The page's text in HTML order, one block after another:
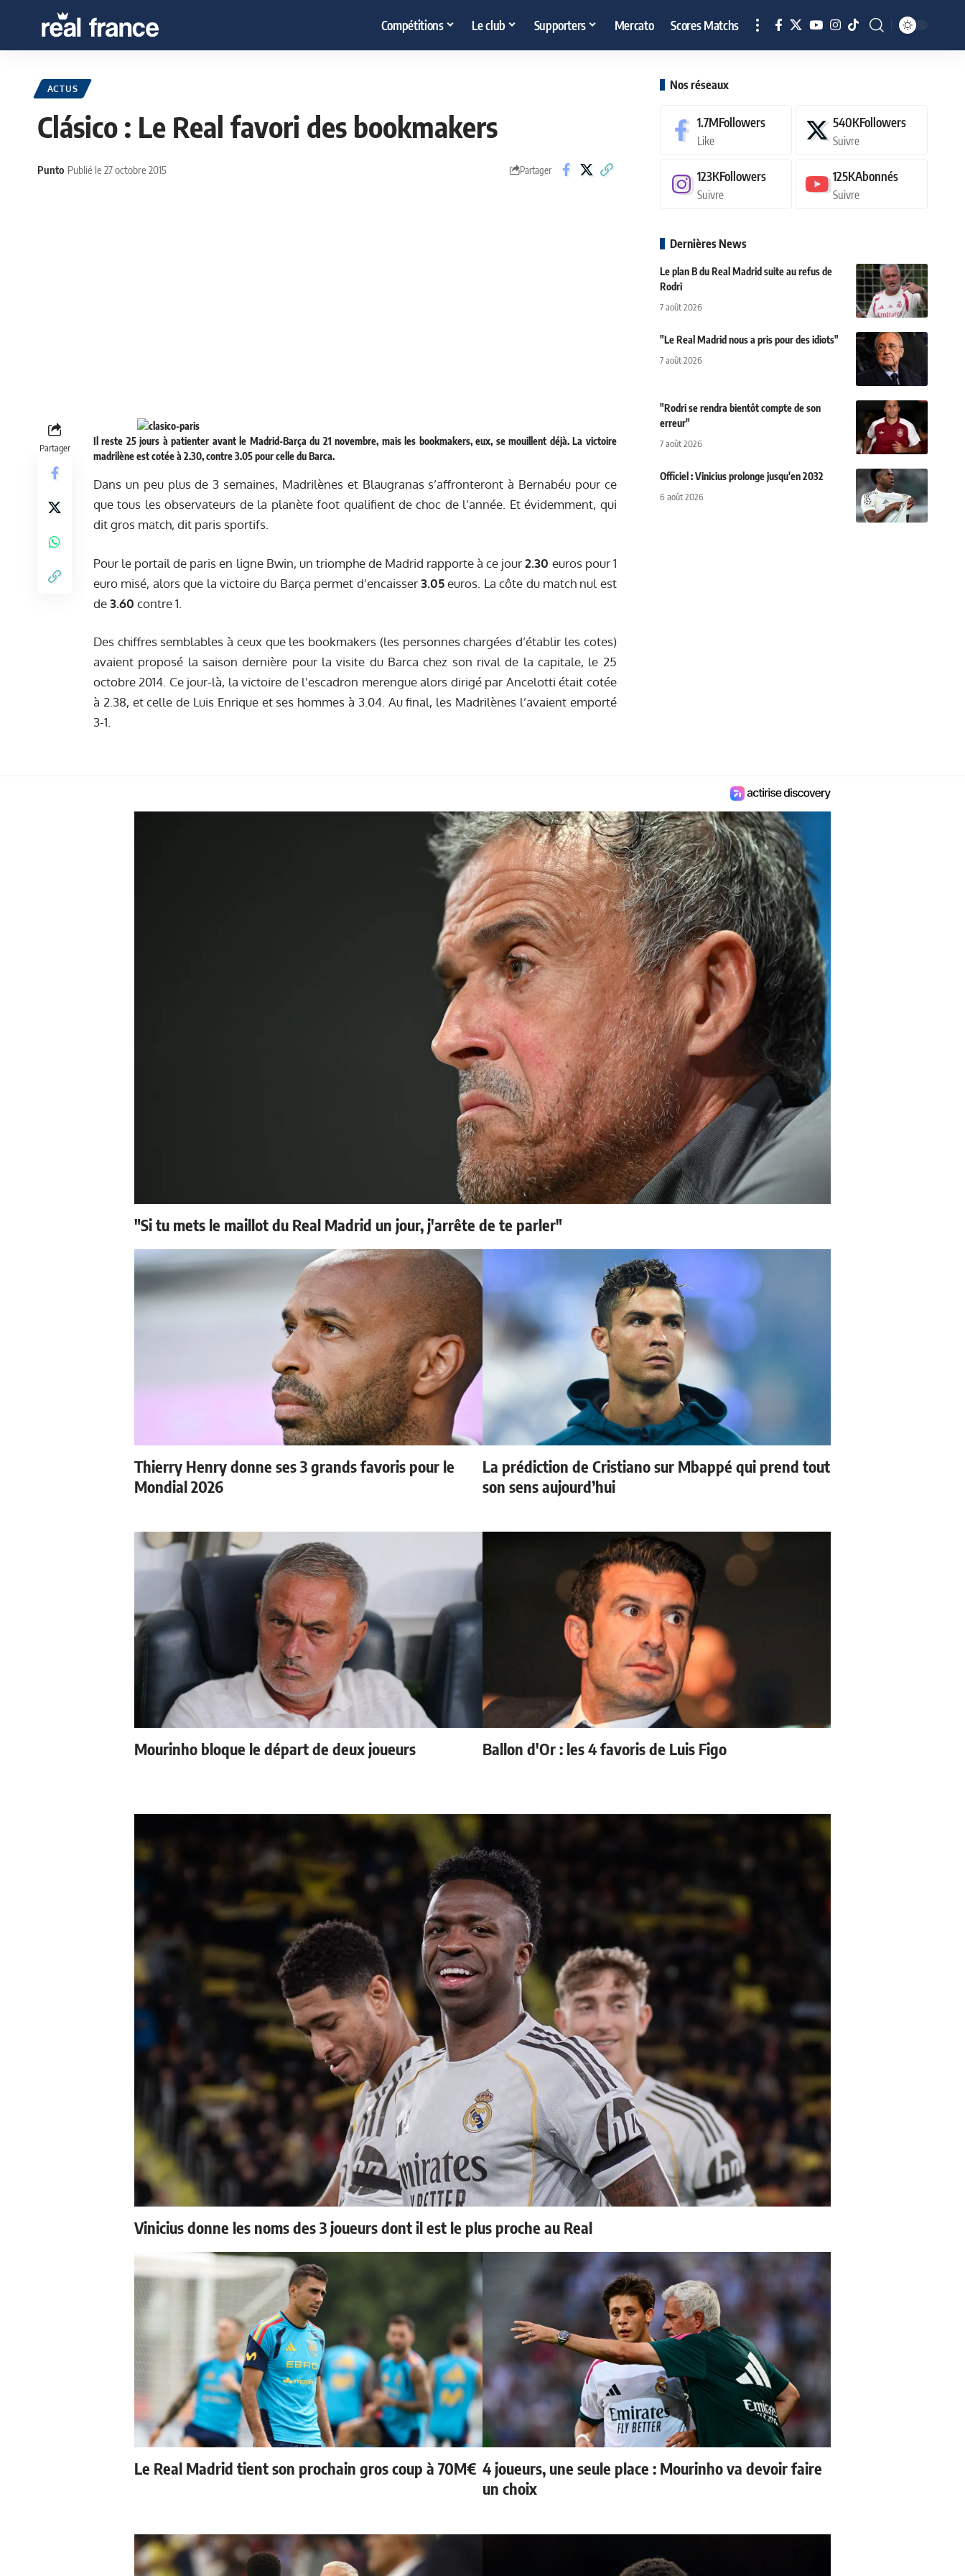
Compétitions Le club Supporters Mercato Scores Matchs
ACTUS
Clásico : Le Real favori des bookmakers
Punto Publié le 27 octobre 2015 Partager
Partager
Il reste 25 jours à patienter avant le Madrid-Barça du 21 novembre, mais les bookmakers, eux, se mouillent déjà. La victoire
madrilène est cotée à 2.30, contre 3.05 pour celle du Barca.
Dans un peu plus de 3 semaines, Madrilènes et Blaugranas s’affronteront à Bernabéu pour ce
que tous les observateurs de la planète foot qualifient de choc de l’année. Et évidemment, qui
dit gros match, dit paris sportifs.
Pour le portail de paris en ligne Bwin, un triomphe de Madrid rapporte à ce jour2.30 euros pour 1
euro misé, alors que la victoire du Barça permet d’encaisser3.05euros. La côte du match nul est
de3.60 contre 1.
Des chiffres semblables à ceux que les bookmakers (les personnes chargées d’établir les cotes)
avaient proposé la saison dernière pour la visite du Barca chez son rival de la capitale, le 25
octobre 2014. Ce jour-là, la victoire de l'escadron merengue alors dirigé par Ancelotti était cotée
à 2.38, et celle de Luis Enrique et ses hommes à 3.04. Au final, les Madrilènes l’avaient emporté
3-1.
Nos réseaux
1.7MFollowers
Like
540KFollowers
Suivre
123KFollowers
Suivre
125KAbonnés
Suivre
Dernières News
Le plan B du Real Madrid suite au refus de
Rodri
7 août 2026
"Le Real Madrid nous a pris pour des idiots"
7 août 2026
"Rodri se rendra bientôt compte de son
erreur"
7 août 2026
Officiel : Vinicius prolonge jusqu'en 2032
6 août 2026
"Si tu mets le maillot du Real Madrid un jour, j'arrête de te parler"
Thierry Henry donne ses 3 grands favoris pour le
Mondial 2026
La prédiction de Cristiano sur Mbappé qui prend tout
son sens aujourd’hui
Mourinho bloque le départ de deux joueurs Ballon d'Or : les 4 favoris de Luis Figo
Vinicius donne les noms des 3 joueurs dont il est le plus proche au Real
Le Real Madrid tient son prochain gros coup à 70M€ 4 joueurs, une seule place : Mourinho va devoir faire
un choix